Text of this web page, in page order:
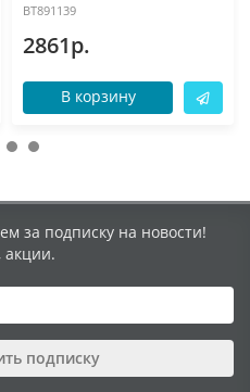
BT891139
2861р.
В корзину
за подписку на новости!
акции.
подписку